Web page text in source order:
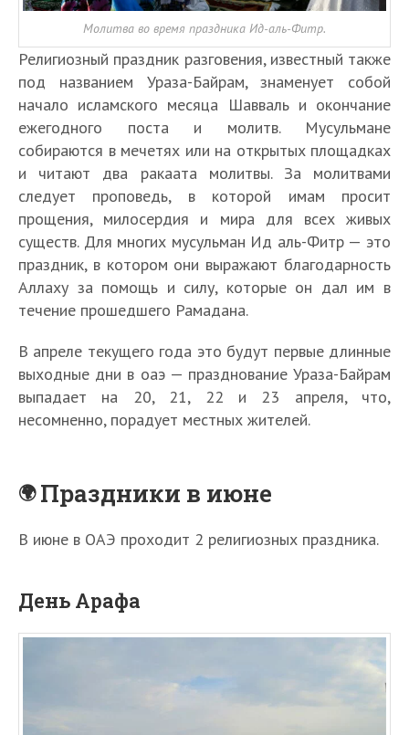
Молитва во время праздника Ид-аль-Фитр.
Религиозный праздник разговения, известный также
под названием Ураза-Байрам, знаменует собой
начало исламского месяца Шавваль и окончание
ежегодного поста и молитв. Мусульмане
собираются в мечетях или на открытых площадках
и читают два ракаата молитвы. За молитвами
следует проповедь, в которой имам просит
прощения, милосердия и мира для всех живых
существ. Для многих мусульман Ид аль-Фитр — это
праздник, в котором они выражают благодарность
Аллаху за помощь и силу, которые он дал им в
течение прошедшего Рамадана.
В апреле текущего года это будут первые длинные
выходные дни в оаэ — празднование Ураза-Байрам
выпадает на 20, 21, 22 и 23 апреля, что,
несомненно, порадует местных жителей.
Праздники в июне
В июне в ОАЭ проходит 2 религиозных праздника.
День Арафа